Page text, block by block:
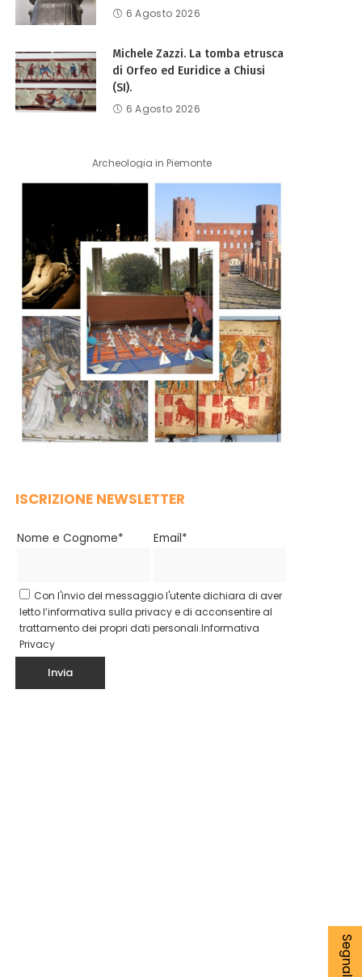
6 Agosto 2026
Michele Zazzi. La tomba etrusca
di Orfeo ed Euridice a Chiusi
(SI).
6 Agosto 2026
Archeologia in Piemonte
ISCRIZIONE NEWSLETTER
Nome e Cognome* Email*
Con l'invio del messaggio l'utente dichiara di aver
letto l’informativa sulla privacy e di acconsentire al
trattamento dei propri dati personali.Informativa
Privacy